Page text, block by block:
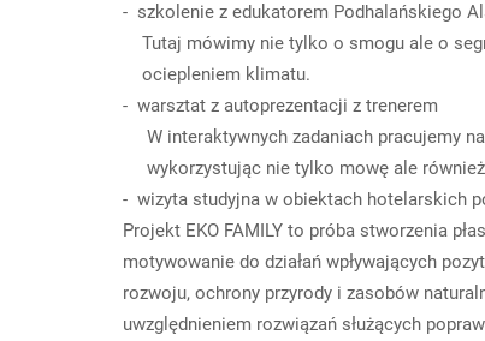
- szkolenie z edukatorem Podhalańskiego
Tutaj mówimy nie tylko o smogu ale o
ociepleniem klimatu.
- warsztat z autoprezentacji z trenerem
W interaktywnych zadaniach pracujemy
wykorzystując nie tylko
- wizyta studyjna w obiektach hotelarskich
Projekt EKO FAMILY to próba stworzenia
motywowanie do działań wpływających
rozwoju, ochrony przyrody i zasobów
uwzględnieniem rozwiązań służących